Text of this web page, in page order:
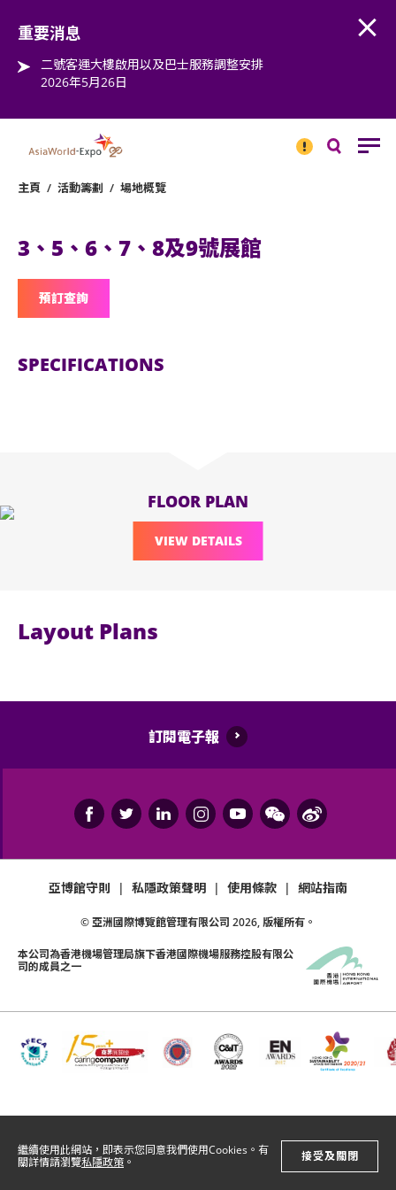
重要消息
二號客運大樓啟用以及巴士服務調整安排
2026年5月26日
消息
繼續使用此網站，即表示您同意我們使用Cookies。有
關詳情請瀏覽私隱政策 。 接受及關閉
主頁 / 活動籌劃 / 場地概覽
3、5、6、7、8及9號展館
預訂查詢
SPECIFICATIONS
FLOOR PLAN
VIEW DETAILS
Layout Plans
訂閱電子報
亞博館守則 | 私隱政策聲明 | 使用條款 | 網站指南
© 亞洲國際博覽館管理有限公司 2026, 版權所有。
本公司為香港機場管理局旗下香港國際機場服務控股有限公
司的成員之一